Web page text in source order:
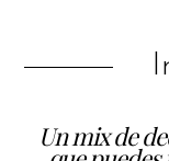
Un mix de